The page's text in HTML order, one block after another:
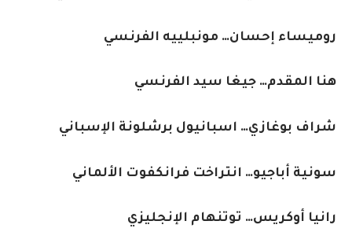
روميساء إحسان… مونبلييه الفرنسي
هنا المقدم… جيغا سيد الفرنسي
شراف بوغازي… اسبانيول برشلونة الإسباني
سونية أباجيو… انتراخت فرانكفوت الألماني
رانيا أوكريس… توتنهام الإنجليزي